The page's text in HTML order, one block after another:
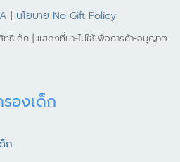
| นโยบาย No Gift Policy
เด็ก | แสดงที่มา-ไม่ใช้เพื่อการค้า-อนุญาต
องเด็ก
ก